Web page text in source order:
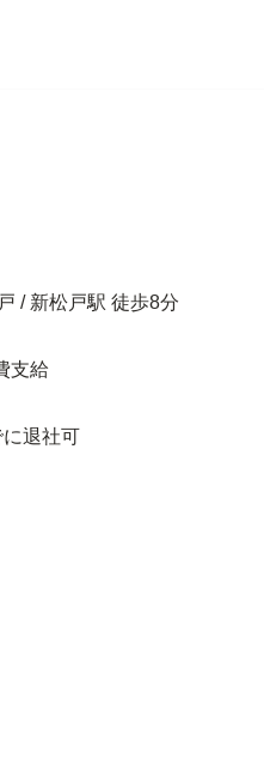
/ 新松戸駅 徒歩8分
支給
退社可